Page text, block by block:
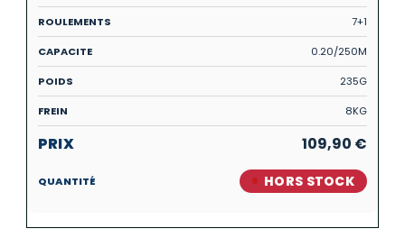
7+1
0.20/250M
235G
8KG
109,90 €
HORS STOCK